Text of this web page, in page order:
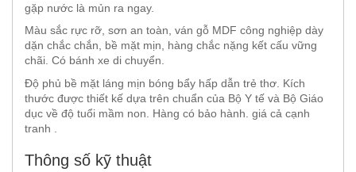
gặp nước là mủn ra ngay.
Màu sắc rực rỡ, sơn an toàn, ván gỗ MDF công nghiệp dày
dặn chắc chắn, bề mặt mịn, hàng chắc nặng kết cấu vững
chãi. Có bánh xe di chuyển.
Độ phủ bề mặt láng mịn bóng bẩy hấp dẫn trẻ thơ. Kích
thước được thiết kế dựa trên chuẩn của Bộ Y tế và Bộ Giáo
dục về độ tuổi mầm non. Hàng có bảo hành. giá cả cạnh
tranh .
Thông số kỹ thuật